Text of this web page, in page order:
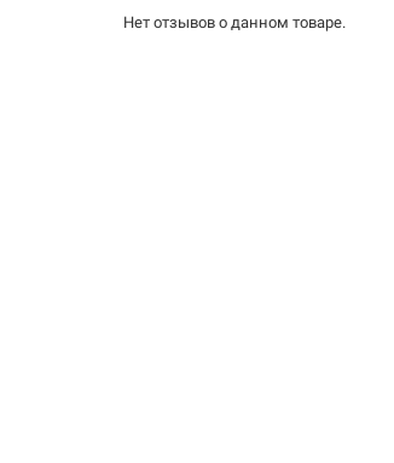
Тип смесителя (крана):
Нет отзывов о данном товаре.